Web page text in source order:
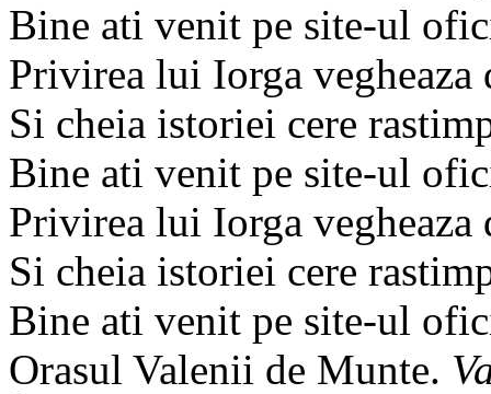
Bine ati venit pe site-ul
Privirea lui Iorga
Si cheia istoriei cere
Bine ati venit pe site-ul
Privirea lui Iorga
Si cheia istoriei cere
Bine ati venit pe site-ul
Orasul Valenii de Munte.